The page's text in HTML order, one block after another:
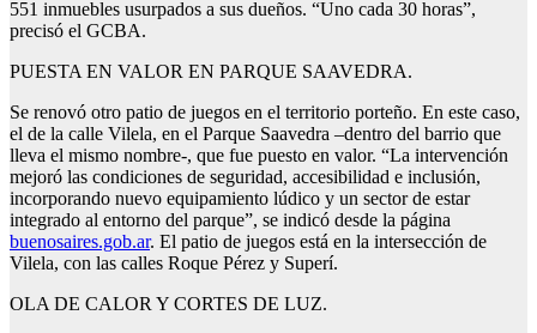
551 inmuebles usurpados a sus dueños. “Uno cada 30 horas”,
precisó el GCBA.
PUESTA EN VALOR EN PARQUE SAAVEDRA.
Se renovó otro patio de juegos en el territorio porteño. En este caso,
el de la calle Vilela, en el Parque Saavedra –dentro del barrio que
lleva el mismo nombre-, que fue puesto en valor. “La intervención
mejoró las condiciones de seguridad, accesibilidad e inclusión,
incorporando nuevo equipamiento lúdico y un sector de estar
integrado al entorno del parque”, se indicó desde la página
buenosaires.gob.ar. El patio de juegos está en la intersección de
Vilela, con las calles Roque Pérez y Superí.
OLA DE CALOR Y CORTES DE LUZ.